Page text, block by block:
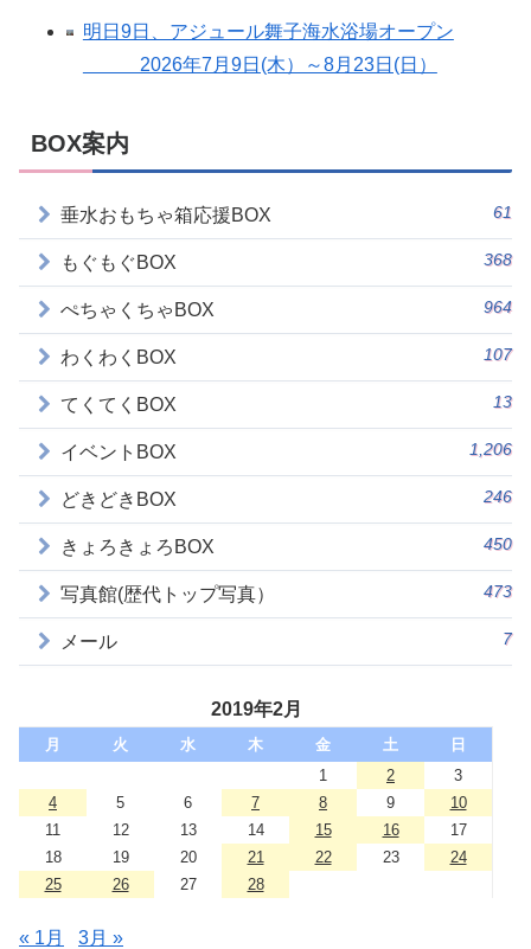
明日9日、アジュール舞子海水浴場オープン
2026年7月9日(木）～8月23日(日）
BOX案内
垂水おもちゃ箱応援BOX 61
もぐもぐBOX 368
ぺちゃくちゃBOX 964
わくわくBOX 107
てくてくBOX 13
イベントBOX 1,206
どきどきBOX 246
きょろきょろBOX 450
写真館(歴代トップ写真） 473
メール 7
2019年2月
月 火 水 木 金 土
日
1
2
3
4
5 6 7 8 9
10
11
12 13 14 15 16
17
18
19 20 21 22 23
24
25
26 27 28
« 1月 3月 »